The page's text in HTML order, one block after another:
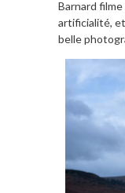
Barnard
artificialité,
belle